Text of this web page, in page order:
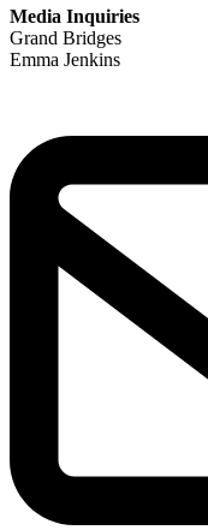
Media Inquiries
Grand Bridges
Emma Jenkins